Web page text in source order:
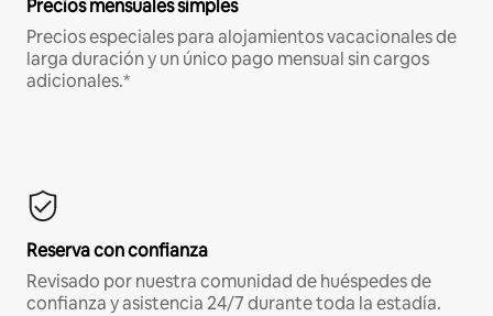
Precios mensuales simples
Precios especiales para alojamientos vacacionales de
larga duración y un único pago mensual sin cargos
adicionales.*
Reserva con confianza
Revisado por nuestra comunidad de huéspedes de
confianza y asistencia 24/7 durante toda la estadía.